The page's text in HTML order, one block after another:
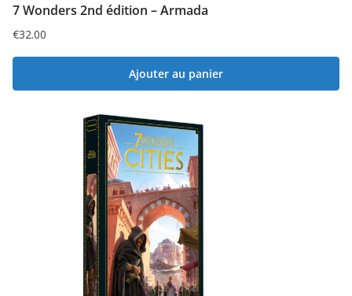
7 Wonders 2nd édition – Armada
€32.00
Ajouter au panier